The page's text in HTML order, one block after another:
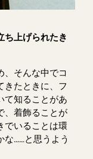
ち上げられたき
、そんな中でコ
きたときに、フ
て知ることがあ
、着飾ることが
でいることは環
な……と思うよう